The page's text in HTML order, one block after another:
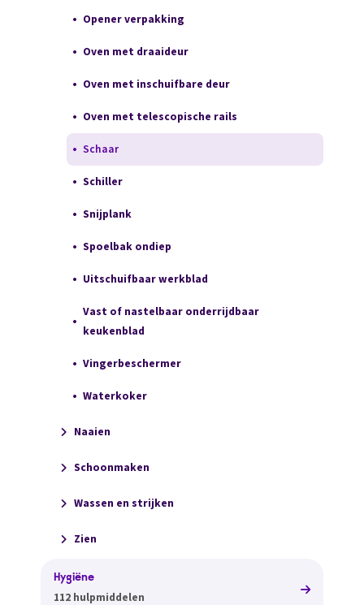
Opener verpakking
Oven met draaideur
Oven met inschuifbare deur
Oven met telescopische rails
Schaar
Schiller
Snijplank
Spoelbak ondiep
Uitschuifbaar werkblad
Vast of nastelbaar onderrijdbaar
keukenblad
Vingerbeschermer
Waterkoker
Naaien
Schoonmaken
Wassen en strijken
Zien
Hygiëne
112 hulpmiddelen